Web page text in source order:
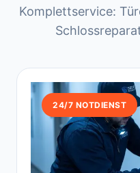
Komplettservice:
24/7 NOTDIENST